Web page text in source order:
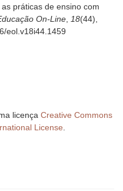
práticas de ensino com
On-Line, 18(44),
eol.v18i44.1459
licença Creative Commons
License.